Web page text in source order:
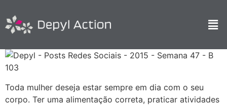
Toda mulher deseja estar sempre em dia com o seu
corpo. Ter uma alimentação correta, praticar atividades